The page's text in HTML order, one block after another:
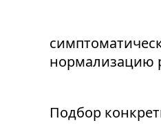
нормализацию
Подбор